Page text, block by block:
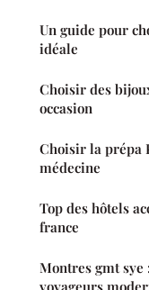
Un guide pour
idéale
Choisir des
occasion
Choisir la prépa
médecine
Top des hôtels
france
Montres gmt sye